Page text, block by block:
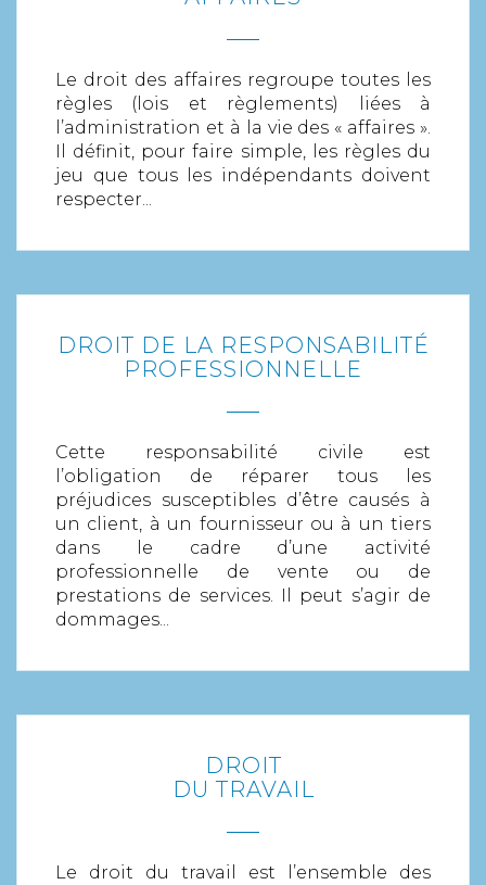
Le droit des affaires regroupe toutes les
règles (lois et règlements) liées à
l’administration et à la vie des « affaires ».
Il définit, pour faire simple, les règles du
jeu que tous les indépendants doivent
respecter...
EN SAVOIR PLUS
DROIT DE LA RESPONSABILITÉ
PROFESSIONNELLE
Cette responsabilité civile est
l’obligation de réparer tous les
préjudices susceptibles d’être causés à
un client, à un fournisseur ou à un tiers
dans le cadre d’une activité
professionnelle de vente ou de
prestations de services. Il peut s’agir de
dommages...
EN SAVOIR PLUS
DROIT
DU TRAVAIL
Le droit du travail est l’ensemble des